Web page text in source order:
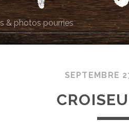
& photos pourries
SEPTEMBRE